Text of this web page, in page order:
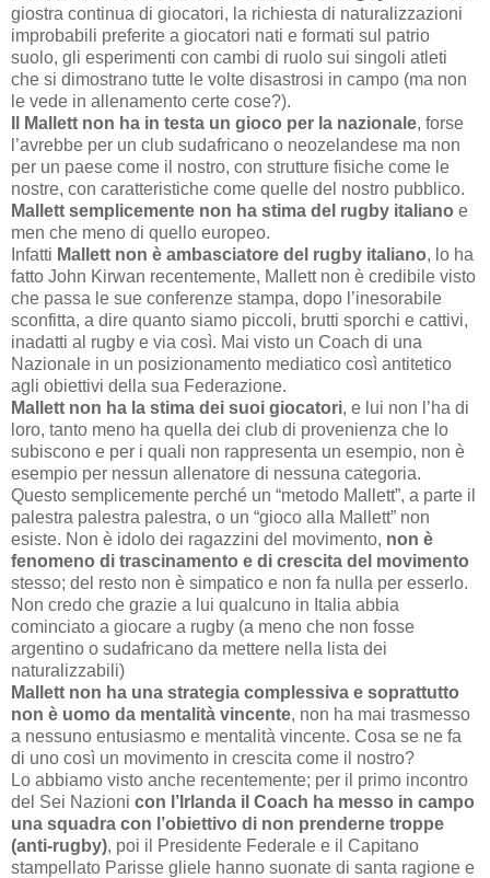
giostra continua di giocatori, la richiesta di naturalizzazioni
improbabili preferite a giocatori nati e formati sul patrio
suolo, gli esperimenti con cambi di ruolo sui singoli atleti
che si dimostrano tutte le volte disastrosi in campo (ma non
le vede in allenamento certe cose?).
Il Mallett non ha in testa un gioco per la nazionale, forse
l’avrebbe per un club sudafricano o neozelandese ma non
per un paese come il nostro, con strutture fisiche come le
nostre, con caratteristiche come quelle del nostro pubblico.
Mallett semplicemente non ha stima del rugby italiano e
men che meno di quello europeo.
Infatti Mallett non è ambasciatore del rugby italiano, lo ha
fatto John Kirwan recentemente, Mallett non è credibile visto
che passa le sue conferenze stampa, dopo l’inesorabile
sconfitta, a dire quanto siamo piccoli, brutti sporchi e cattivi,
inadatti al rugby e via così. Mai visto un Coach di una
Nazionale in un posizionamento mediatico così antitetico
agli obiettivi della sua Federazione.
Mallett non ha la stima dei suoi giocatori, e lui non l’ha di
loro, tanto meno ha quella dei club di provenienza che lo
subiscono e per i quali non rappresenta un esempio, non è
esempio per nessun allenatore di nessuna categoria.
Questo semplicemente perché un “metodo Mallett”, a parte il
palestra palestra palestra, o un “gioco alla Mallett” non
esiste. Non è idolo dei ragazzini del movimento, non è
fenomeno di trascinamento e di crescita del movimento
stesso; del resto non è simpatico e non fa nulla per esserlo.
Non credo che grazie a lui qualcuno in Italia abbia
cominciato a giocare a rugby (a meno che non fosse
argentino o sudafricano da mettere nella lista dei
naturalizzabili)
Mallett non ha una strategia complessiva e soprattutto
non è uomo da mentalità vincente, non ha mai trasmesso
a nessuno entusiasmo e mentalità vincente. Cosa se ne fa
di uno così un movimento in crescita come il nostro?
Lo abbiamo visto anche recentemente; per il primo incontro
del Sei Nazioni con l’Irlanda il Coach ha messo in campo
una squadra con l’obiettivo di non prenderne troppe
(anti-rugby), poi il Presidente Federale e il Capitano
stampellato Parisse gliele hanno suonate di santa ragione e